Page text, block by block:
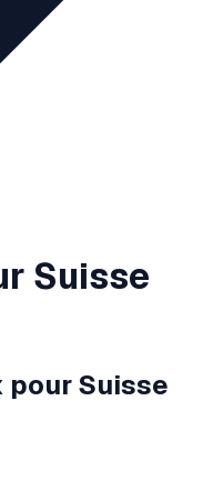
Suisse
pour Suisse